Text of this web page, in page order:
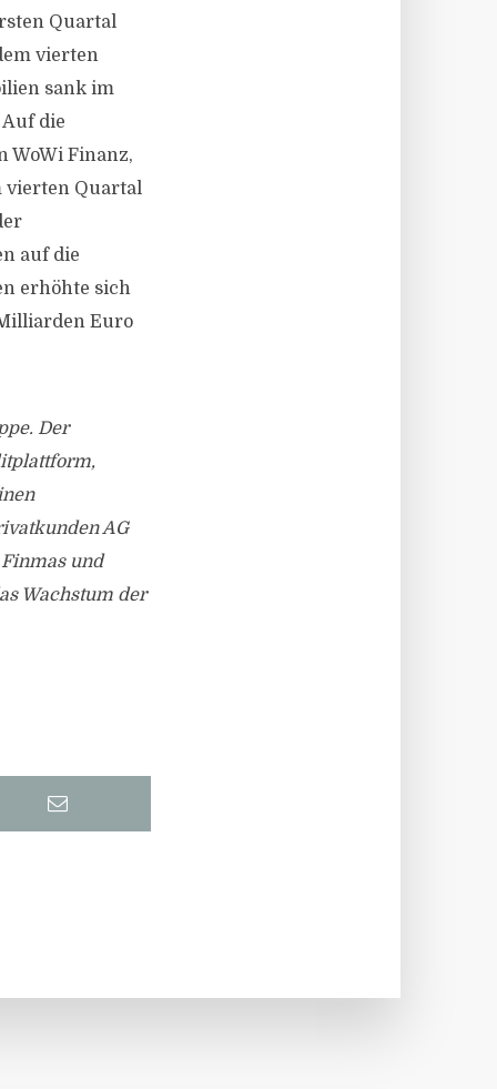
Quartal
vierten
sank im
die
WoWi Finanz,
vierten Quartal
auf die
erhöhte sich
Euro
Der
AG
und
Wachstum der